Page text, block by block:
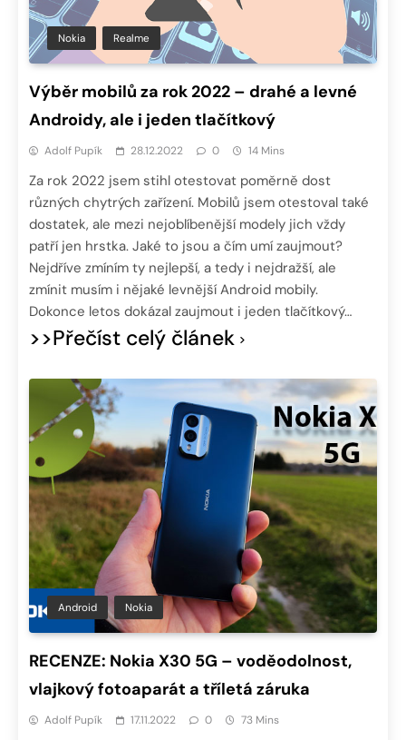
Nokia Realme
Výběr mobilů za rok 2022 – drahé a levné
Androidy, ale i jeden tlačítkový
Adolf Pupík 28.12.2022 0 14 Mins
Za rok 2022 jsem stihl otestovat poměrně dost
různých chytrých zařízení. Mobilů jsem otestoval také
dostatek, ale mezi nejoblíbenější modely jich vždy
patří jen hrstka. Jaké to jsou a čím umí zaujmout?
Nejdříve zmíním ty nejlepší, a tedy i nejdražší, ale
zmínit musím i nějaké levnější Android mobily.
Dokonce letos dokázal zaujmout i jeden tlačítkový…
>>Přečíst celý článek
Android Nokia
RECENZE: Nokia X30 5G – voděodolnost,
vlajkový fotoaparát a tříletá záruka
Adolf Pupík 17.11.2022 0 73 Mins